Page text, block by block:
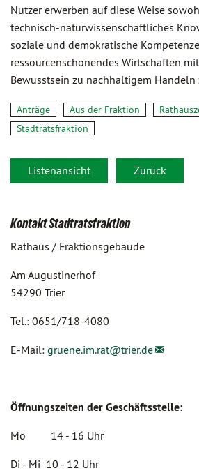
Nutzer erwerben auf diese Weise
technisch-naturwissenschaftliches
soziale und demokratische
ressourcenschonendes Wirtschaften
Bewusstsein zu nachhaltigem Handeln
Anträge Aus der Fraktion
Stadtratsfraktion
Listenansicht Zurück
Kontakt Stadtratsfraktion
Rathaus / Fraktionsgebäude
Am Augustinerhof
54290 Trier
Tel.: 0651/718-4080
E-Mail: gruene.im.rat@trier.de
Öffnungszeiten der Geschäftsstelle:
Mo 14 - 16 Uhr
Di - Mi 10 - 12 Uhr